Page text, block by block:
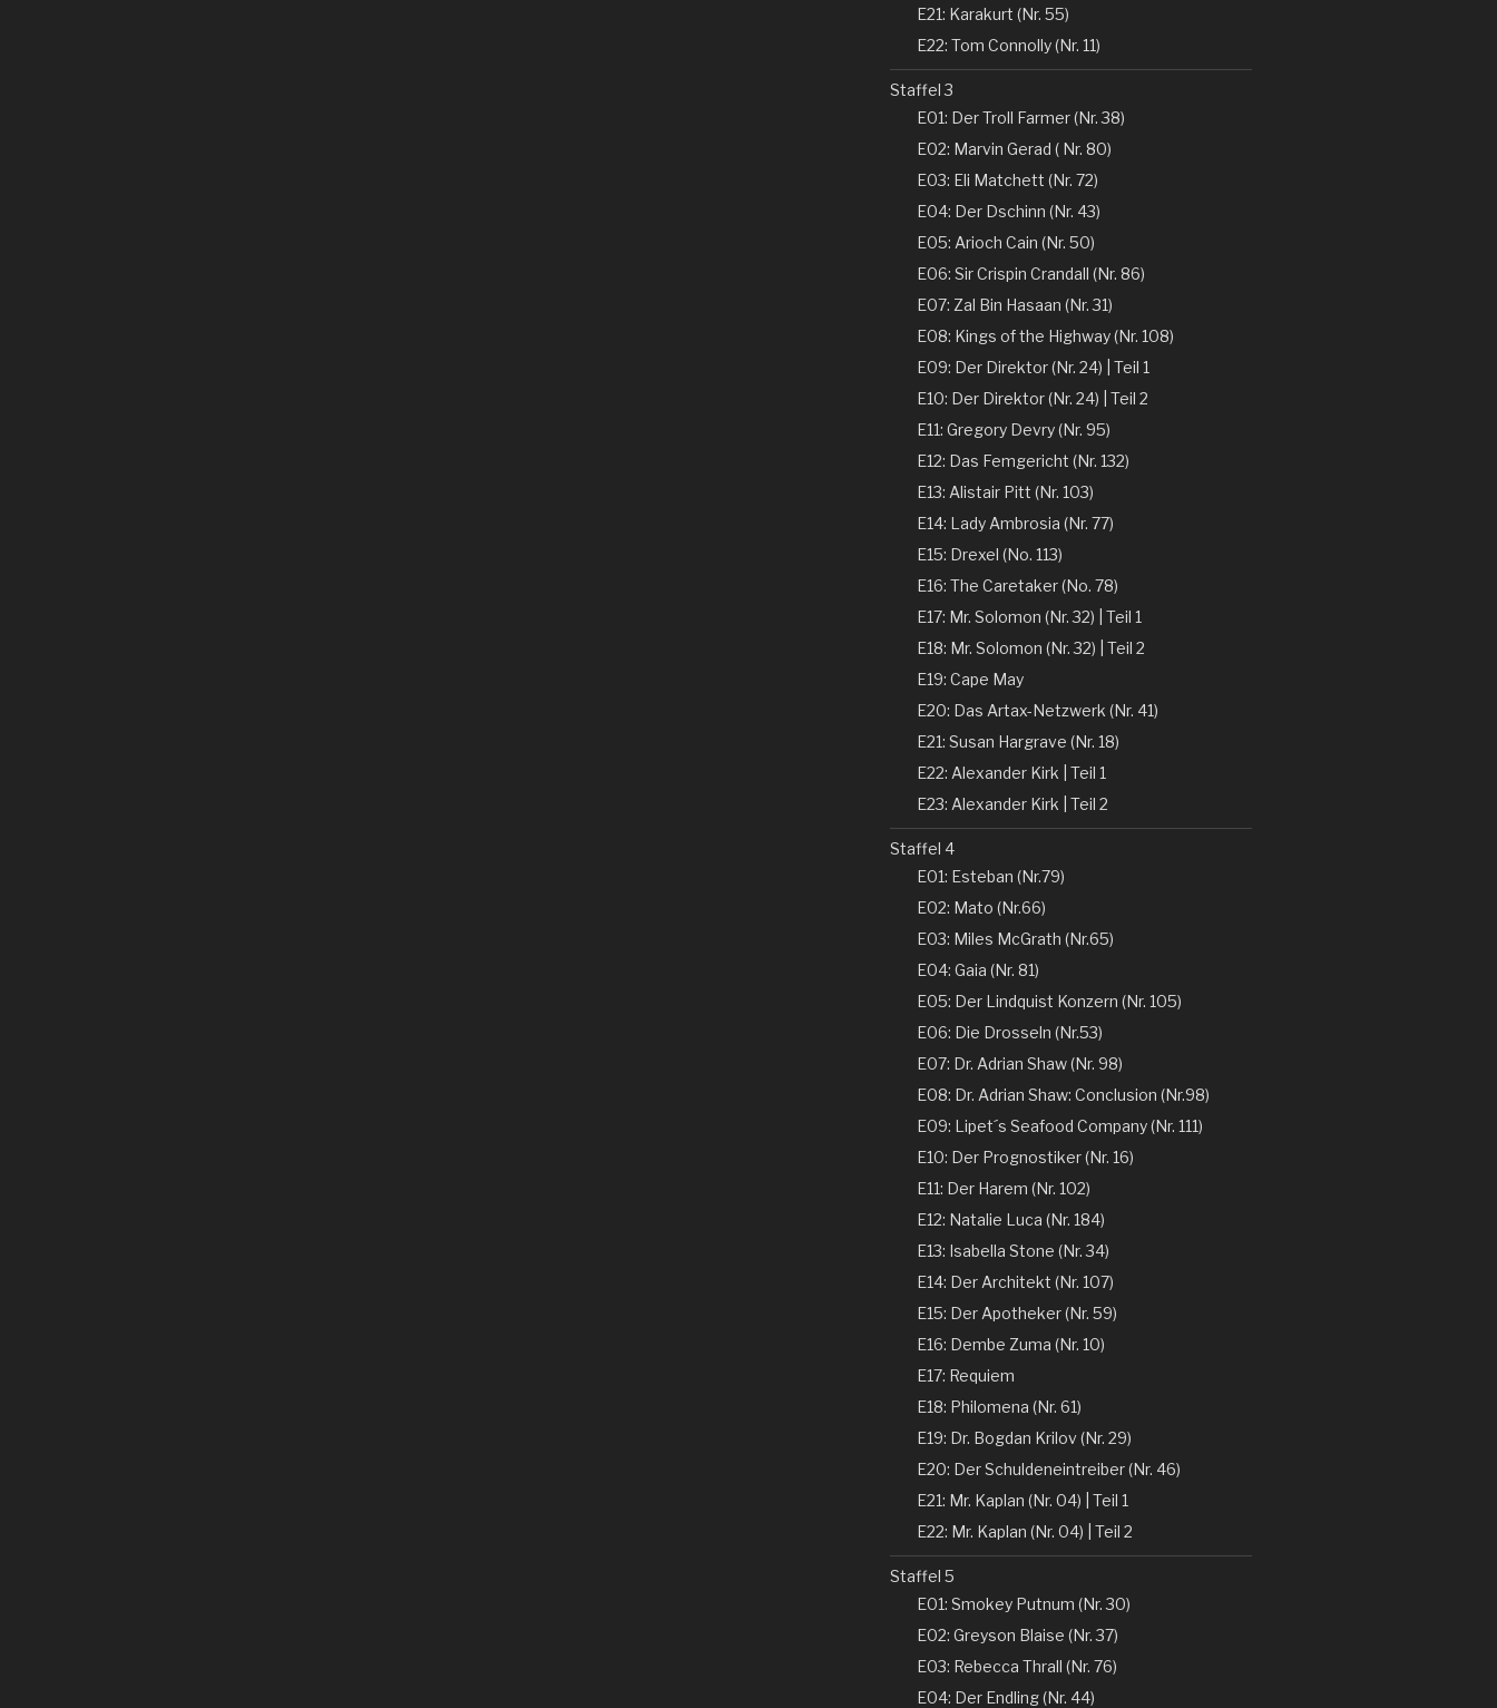
E21: Karakurt (Nr. 55)
E22: Tom Connolly (Nr. 11)
Staffel 3
E01: Der Troll Farmer (Nr. 38)
E02: Marvin Gerad ( Nr. 80)
E03: Eli Matchett (Nr. 72)
E04: Der Dschinn (Nr. 43)
E05: Arioch Cain (Nr. 50)
E06: Sir Crispin Crandall (Nr. 86)
E07: Zal Bin Hasaan (Nr. 31)
E08: Kings of the Highway (Nr. 108)
E09: Der Direktor (Nr. 24) | Teil 1
E10: Der Direktor (Nr. 24) | Teil 2
E11: Gregory Devry (Nr. 95)
E12: Das Femgericht (Nr. 132)
E13: Alistair Pitt (Nr. 103)
E14: Lady Ambrosia (Nr. 77)
E15: Drexel (No. 113)
E16: The Caretaker (No. 78)
E17: Mr. Solomon (Nr. 32) | Teil 1
E18: Mr. Solomon (Nr. 32) | Teil 2
E19: Cape May
E20: Das Artax-Netzwerk (Nr. 41)
E21: Susan Hargrave (Nr. 18)
E22: Alexander Kirk | Teil 1
E23: Alexander Kirk | Teil 2
Staffel 4
E01: Esteban (Nr.79)
E02: Mato (Nr.66)
E03: Miles McGrath (Nr.65)
E04: Gaia (Nr. 81)
E05: Der Lindquist Konzern (Nr. 105)
E06: Die Drosseln (Nr.53)
E07: Dr. Adrian Shaw (Nr. 98)
E08: Dr. Adrian Shaw: Conclusion (Nr.98)
E09: Lipet´s Seafood Company (Nr. 111)
E10: Der Prognostiker (Nr. 16)
E11: Der Harem (Nr. 102)
E12: Natalie Luca (Nr. 184)
E13: Isabella Stone (Nr. 34)
E14: Der Architekt (Nr. 107)
E15: Der Apotheker (Nr. 59)
E16: Dembe Zuma (Nr. 10)
E17: Requiem
E18: Philomena (Nr. 61)
E19: Dr. Bogdan Krilov (Nr. 29)
E20: Der Schuldeneintreiber (Nr. 46)
E21: Mr. Kaplan (Nr. 04) | Teil 1
E22: Mr. Kaplan (Nr. 04) | Teil 2
Staffel 5
E01: Smokey Putnum (Nr. 30)
E02: Greyson Blaise (Nr. 37)
E03: Rebecca Thrall (Nr. 76)
E04: Der Endling (Nr. 44)